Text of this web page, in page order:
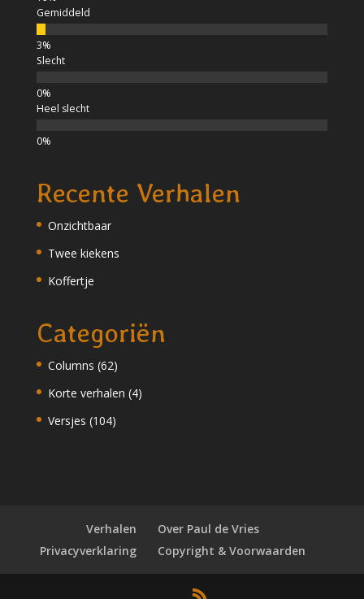
Gemiddeld
Slecht
Heel slecht
Recente Verhalen
Onzichtbaar
Twee kiekens
Koffertje
Categoriën
Columns (62)
Korte verhalen (4)
Versjes (104)
Verhalen
Over Paul de Vries
Privacyverklaring
Copyright & Voorwaarden